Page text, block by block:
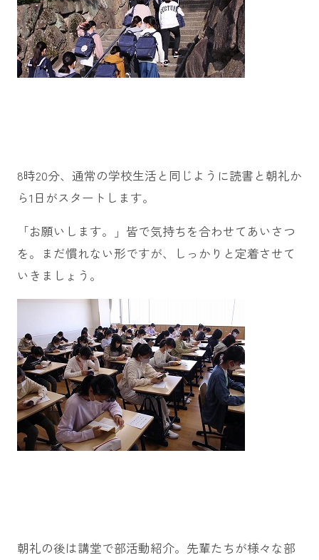
8時20分、通常の学校生活と同じように読書と朝礼か
ら1日がスタートします。
「お願いします。」皆で気持ちを合わせてあいさつ
を。まだ慣れない形ですが、しっかりと定着させて
いきましょう。
朝礼の後は講堂で部活動紹介。先輩たちが様々な部